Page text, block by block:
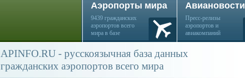
Аэропорты мира
9439 гражданских
аэропортов всего
мира в базе
Авиановости
Пресс-релизы
аэропортов и
авиакомпаний
APINFO.RU - русскоязычная база данных
гражданских аэропортов всего мира